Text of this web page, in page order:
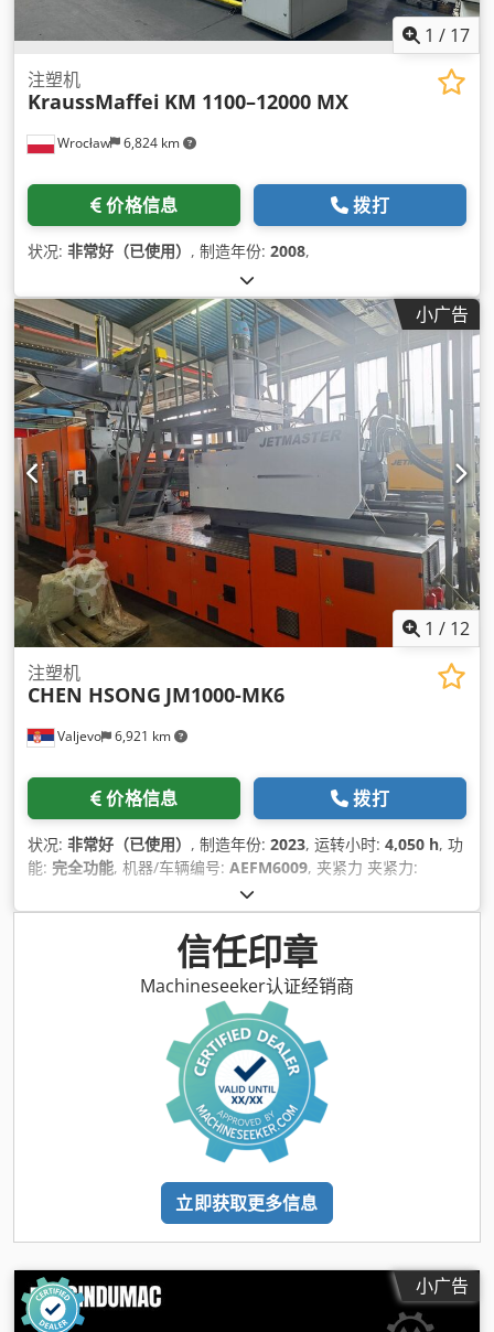
1 / 17
Wrocław 6,824 km
注塑机
KraussMaffei KM 1100–12000 MX
价格信息 拨打
状况: 非常好（已使用） , 制造年份: 2008,
小广告
1 / 12
Valjevo 6,921 km
注塑机
CHEN HSONG JM1000-MK6
价格信息 拨打
状况: 非常好（已使用） , 制造年份: 2023, 运转小时: 4,050 h, 功
能: 完全功能, 机器/车辆编号: AEFM6009, 夹紧力 夹紧力:
110 毫米, 柱间间隙:
180 毫米, 排量:4,941 cm³, 注射压力:1,840 横杆, 注射重量:
, 模具高度（最小值）:450 毫米, 顶出力:
, 开启行程:1,200 毫米, 板长:
, 板高度:1,570 毫米, 总长度:11,300 毫米
3,400 毫米 , 总重量:
, 压力:178 横杆, 注射次数:
, 功率:195 千瓦 (265.13 马力)
, 输入电压:400 V, 输入电流:
信任印章
Machineseeker认证经销商
立即获取更多信息
小广告